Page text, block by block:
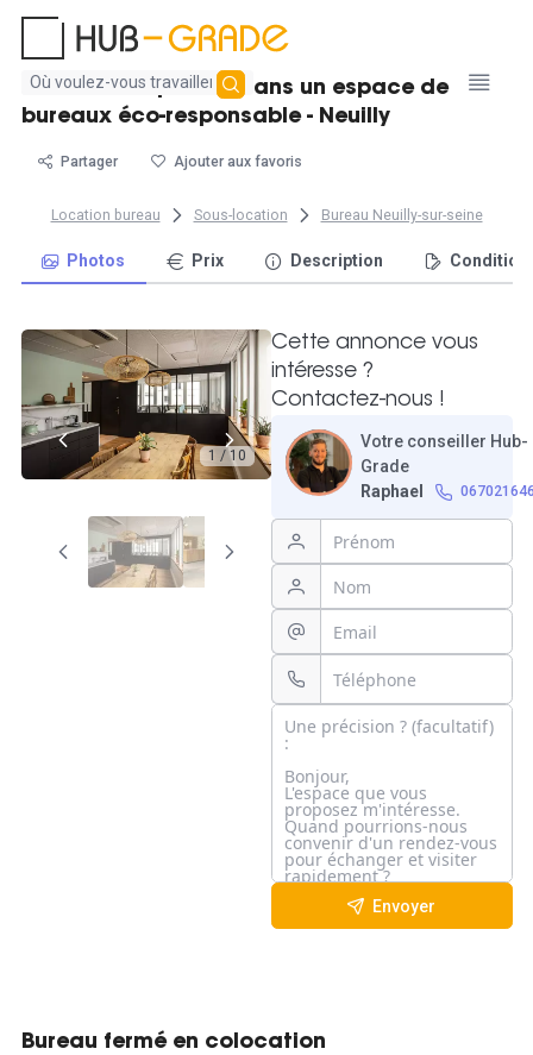
Aucun
résultat
Bureau de 4 postes dans un espace de
bureaux éco-responsable - Neuilly
Partager Ajouter aux favoris
Location bureau Sous-location Bureau Neuilly-sur-seine
Photos Prix Description
1 / 10
Cette annonce vous
intéresse ?
Contactez-nous !
Votre conseiller Hub-
Grade
Raphael
Envoyer
Bureau fermé en colocation